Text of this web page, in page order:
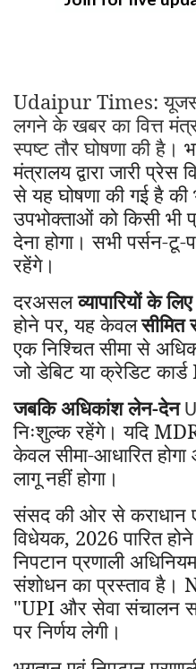
Udaipur Times:
लगने के खबर का वित्त
स्पष्ट तौर घोषणा की है।
मंत्रालय द्वारा जारी
से यह घोषणा की गई है
उपभोक्ताओं को किसी भी
देना होगा। सभी पर्सन-
रहेंगे।
दरअसलव्यापारियों के
होने पर,यह केवलसीमित
एक निश्चित सीमा से
जो डेबिट या क्रेडिट
जबकिअधिकांश लेन-देन
निःशुल्क रहेंगे। यदि
केवल सीमा-आधारित
लागू नहीं होगा।
संसद की ओर से कराधान
विधेयक, 2026पारित
निपटान प्रणाली अधिनियम
संशोधन का प्रस्ताव है।
"UPI और सेवा संचालन
पर निर्णय लेगी।